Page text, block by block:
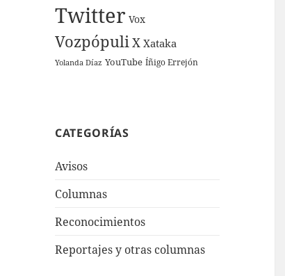
Twitter Vox
Vozpópuli X Xataka
Yolanda Díaz YouTube Íñigo Errejón
CATEGORÍAS
Avisos
Columnas
Reconocimientos
Reportajes y otras columnas